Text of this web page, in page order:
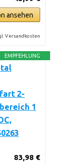
ansehen
Versandkosten
EMPFEHLUNG
2-
1
83,98 €